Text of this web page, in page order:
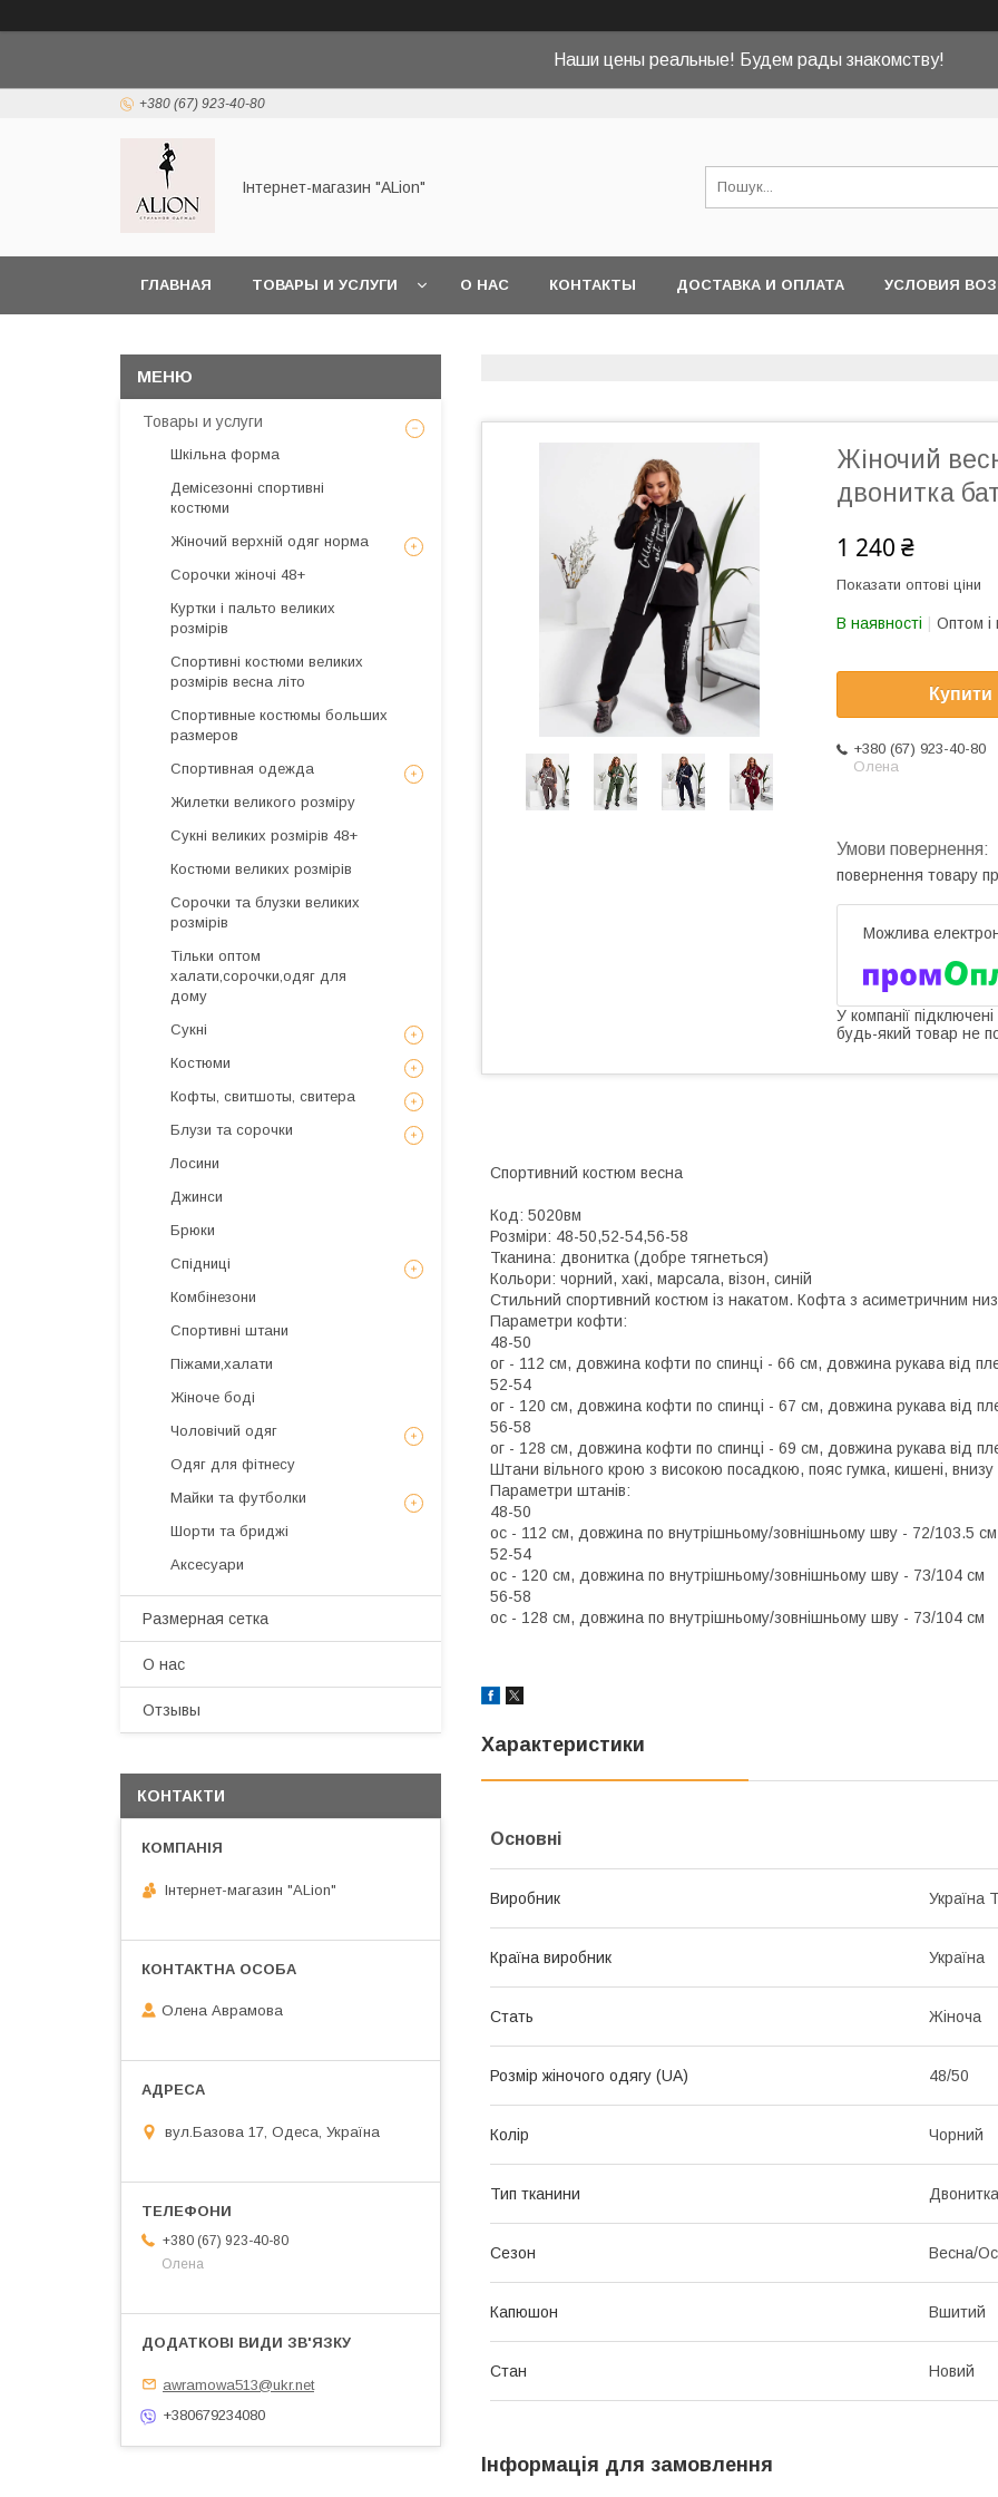
Наши цены реальные! Будем рады знакомству!
+380 (67) 923-40-80
Інтернет-магазин "ALіon"
ГЛАВНАЯ ТОВАРЫ И УСЛУГИ О НАС КОНТАКТЫ ДОСТАВКА И ОПЛАТА УСЛОВИЯ
Жіночий
двонитка
1 240 ₴
Показати оптові ціни
В наявності Оптом і
Купити
+380 (67) 923-40-80
Олена
повернення товару
У компанії
будь-який товар не
Спортивний костюм весна
Код: 5020вм
Розміри: 48-50,52-54,56-58
Тканина: двонитка (добре тягнеться)
Кольори: чорний, хакі, марсала, візон, синій
Стильний спортивний костюм із накатом. Кофта з асиметричним
Параметри кофти:
48-50
ог - 112 см, довжина кофти по спинці - 66 см, довжина рукава від
52-54
ог - 120 см, довжина кофти по спинці - 67 см, довжина рукава від
56-58
ог - 128 см, довжина кофти по спинці - 69 см, довжина рукава від
Штани вільного крою з високою посадкою, пояс гумка, кишені,
Параметри штанів:
48-50
ос - 112 см, довжина по внутрішньому/зовнішньому шву - 72/103.5 см
52-54
ос - 120 см, довжина по внутрішньому/зовнішньому шву - 73/104 см
56-58
ос - 128 см, довжина по внутрішньому/зовнішньому шву - 73/104 см
Характеристики
Основні
Виробник Україна
Країна виробник Україна
Стать Жіноча
Розмір жіночого одягу (UA) 48/50
Колір Чорний
Тип тканини Двонитка
Сезон Весна/
Капюшон Вшитий
Стан Новий
Інформація для замовлення
Товары и услуги
Шкільна форма
Демісезонні спортивні
костюми
Жіночий верхній одяг норма
Сорочки жіночі 48+
Куртки і пальто великих
розмірів
Спортивні костюми великих
розмірів весна літо
Спортивные костюмы больших
размеров
Спортивная одежда
Жилетки великого розміру
Сукні великих розмірів 48+
Костюми великих розмірів
Сорочки та блузки великих
розмірів
Тільки оптом
халати,сорочки,одяг для
дому
Сукні
Костюми
Кофты, свитшоты, свитера
Блузи та сорочки
Лосини
Джинси
Брюки
Спідниці
Комбінезони
Спортивні штани
Піжами,халати
Жіноче боді
Чоловічий одяг
Одяг для фітнесу
Майки та футболки
Шорти та бриджі
Аксесуари
Размерная сетка
О нас
Отзывы
КОНТАКТИ
Інтернет-магазин "ALіon"
Олена Аврамова
вул.Базова 17, Одеса, Україна
+380 (67) 923-40-80
Олена
awramowa513@ukr.net
+380679234080